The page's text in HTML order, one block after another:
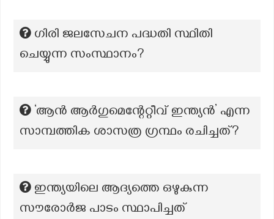
ഗിരി ജലസേചന പദ്ധതി സ്ഥിതി
ചെയ്യുന്ന സംസ്ഥാനം?
‘ആൻ ആർഗുമെന്റേറ്റീവ് ഇന്ത്യൻ’ എന്ന
സാമ്പത്തിക ശാസത്ര ഗ്രന്ഥം രചിച്ചത്?
ഇന്ത്യയിലെ ആദ്യത്തെ ഒഴുകുന്ന
സൗരോർജ പാടം സ്ഥാപിച്ചത്